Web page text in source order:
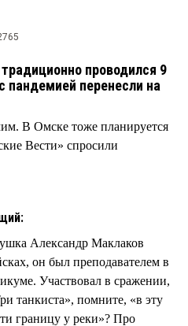
проводился 9
пандемией перенесли на
В Омске тоже планируется
Вести» спросили
Александр Маклаков
он был преподавателем в
Участвовал в сражении,
танкиста», помните, «в эту
границу у реки»? Про